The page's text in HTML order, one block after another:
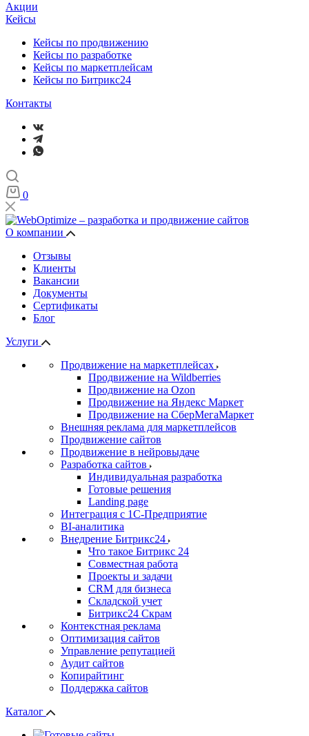
Акции
Кейсы
Кейсы по продвижению
Кейсы по разработке
Кейсы по маркетплейсам
Кейсы по Битрикс24
Контакты
0
О компании
Отзывы
Клиенты
Вакансии
Документы
Сертификаты
Блог
Услуги
Продвижение на маркетплейсах
Продвижение на Wildberries
Продвижение на Ozon
Продвижение на Яндекс Маркет
Продвижение на СберМегаМаркет
Внешняя реклама для маркетплейсов
Продвижение сайтов
Продвижение в нейровыдаче
Разработка сайтов
Индивидуальная разработка
Готовые решения
Landing page
Интеграция с 1С-Предприятие
BI-аналитика
Внедрение Битрикс24
Что такое Битрикс 24
Совместная работа
Проекты и задачи
СRМ для бизнеса
Складской учет
Битрикс24 Скрам
Контекстная реклама
Оптимизация сайтов
Управление репутацией
Аудит сайтов
Копирайтинг
Поддержка сайтов
Каталог